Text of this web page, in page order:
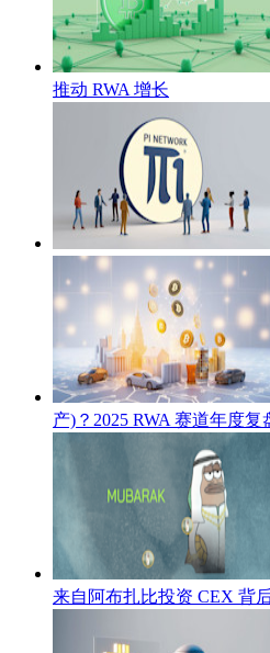
推动 RWA 增长
产)？2025 RWA 赛道年度
来自阿布扎比投资 CEX 背